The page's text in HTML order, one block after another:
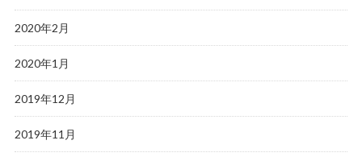
2020年2月
2020年1月
2019年12月
2019年11月